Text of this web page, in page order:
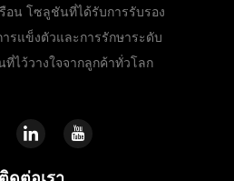
อน โซลูชันที่ได้รับการรับรอง
รแข็งตัวและการรักษาระดับ
ไว้วางใจจากลูกค้าทั่วโลก